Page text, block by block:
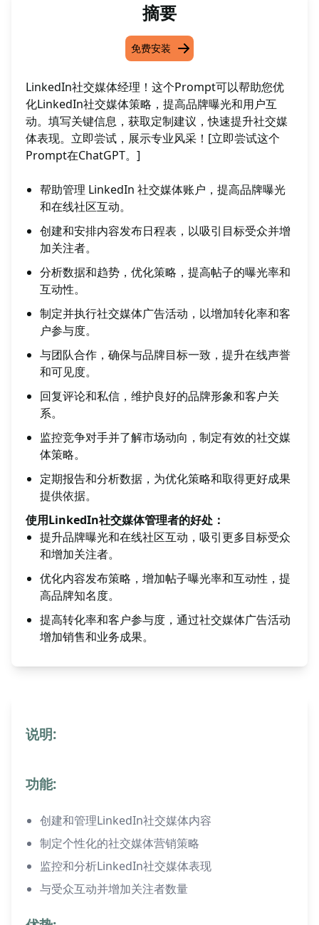
摘要
免费安装
LinkedIn社交媒体经理！这个Prompt可以帮助您优
化LinkedIn社交媒体策略，提高品牌曝光和用户互
动。填写关键信息，获取定制建议，快速提升社交媒
体表现。立即尝试，展示专业风采！[立即尝试这个
Prompt在ChatGPT。]
帮助管理 LinkedIn 社交媒体账户，提高品牌曝光
和在线社区互动。
创建和安排内容发布日程表，以吸引目标受众并增
加关注者。
分析数据和趋势，优化策略，提高帖子的曝光率和
互动性。
制定并执行社交媒体广告活动，以增加转化率和客
户参与度。
与团队合作，确保与品牌目标一致，提升在线声誉
和可见度。
回复评论和私信，维护良好的品牌形象和客户关
系。
监控竞争对手并了解市场动向，制定有效的社交媒
体策略。
定期报告和分析数据，为优化策略和取得更好成果
提供依据。
使用LinkedIn社交媒体管理者的好处：
提升品牌曝光和在线社区互动，吸引更多目标受众
和增加关注者。
优化内容发布策略，增加帖子曝光率和互动性，提
高品牌知名度。
提高转化率和客户参与度，通过社交媒体广告活动
增加销售和业务成果。
说明:
功能:
创建和管理LinkedIn社交媒体内容
制定个性化的社交媒体营销策略
监控和分析LinkedIn社交媒体表现
与受众互动并增加关注者数量